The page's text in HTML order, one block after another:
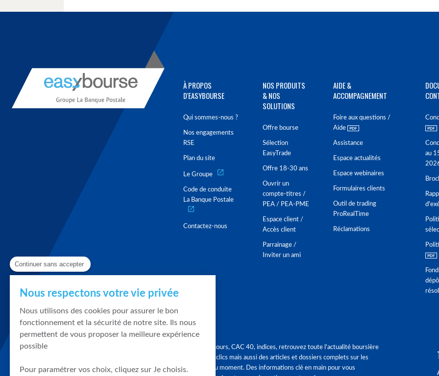
À PROPOS
D'EASYBOURSE
Qui sommes-nous ?
Nos engagements
RSE
Plan du site
Le Groupe
Code de conduite
La Banque Postale
Contactez-nous
NOS PRODUITS
& NOS
SOLUTIONS
Offre bourse
Sélection
EasyTrade
Offre 18-30 ans
Ouvrir un
compte-titres /
PEA / PEA-PME
Espace client /
Accès client
Parrainage /
Inviter un ami
AIDE &
ACCOMPAGNEMENT
Foire aux questions /
Aide
Assistance
Espace actualités
Espace webinaires
Formulaires clients
Outil de trading
ProRealTime
Réclamations
au
Graphique, cours, CAC 40, indices, retrouvez toute l'actualité boursière
en quelques clics mais aussi des articles et dossiers complets sur les
tendances du moment. Des informations clé en main pour vous
Continuer sans accepter
Nous respectons votre vie privée
Nous utilisons des cookies pour assurer le bon
fonctionnement et la sécurité de notre site. Ils nous
permettent de vous proposer la meilleure expérience
possible
Pour paramétrer vos choix, cliquez sur Je choisis.